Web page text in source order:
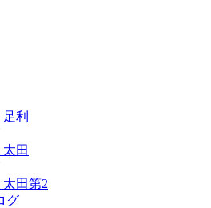
利
田
田第2
グ